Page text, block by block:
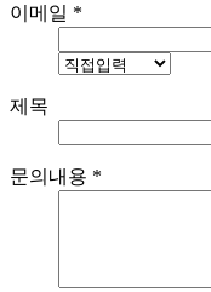
이메일 *
제목
문의내용 *